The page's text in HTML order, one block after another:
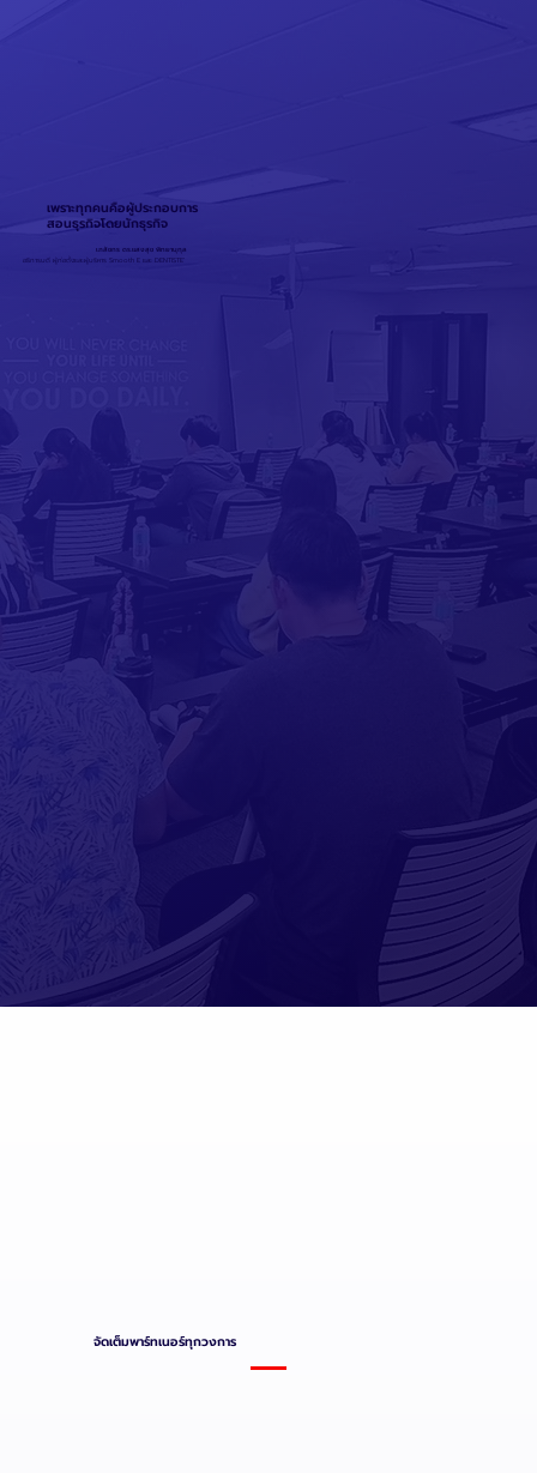
เพราะทุกคนคือผู้ประกอบการ
สอนธุรกิจโดยนักธุรกิจ
เภสัชกร ดร.แสงสุข พิทยานุกุล
อธิการบดี ผู้ก่อตั้งและผู้บริหาร Smooth E และ DENTISTE'
จัดเต็มพาร์ทเนอร์ทุกวงการ